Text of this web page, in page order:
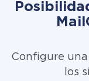
Configure una
los